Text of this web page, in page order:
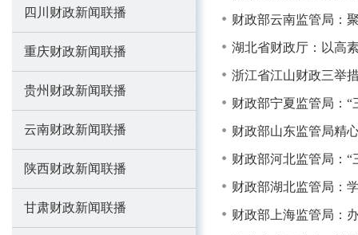
四川财政新闻联播
重庆财政新闻联播
贵州财政新闻联播
云南财政新闻联播
陕西财政新闻联播
甘肃财政新闻联播
财政部云南监管局：
湖北省财政厅：以高
浙江省江山财政三举
财政部宁夏监管局：
财政部山东监管局精
财政部河北监管局：
财政部湖北监管局：
财政部上海监管局：